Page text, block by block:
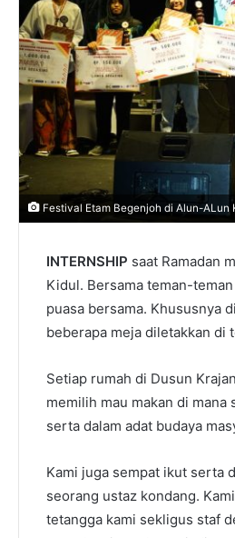
Festival Etam Begenjoh di Alun-ALun
INTERNSHIP saat Ramadan
Kidul. Bersama teman-
puasa bersama. Khususnya
beberapa meja diletakkan di
Setiap rumah di Dusun
memilih mau makan di mana
serta dalam adat budaya
Kami juga sempat ikut serta
seorang ustaz kondang.
tetangga kami sekligus staf